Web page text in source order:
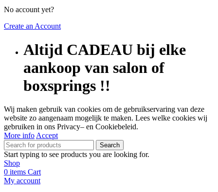
No account yet?
Create an Account
Altijd CADEAU bij elke
aankoop van salon of
boxsprings !!
Wij maken gebruik van cookies om de gebruikservaring van deze
website zo aangenaam mogelijk te maken. Lees welke cookies wij
gebruiken in ons Privacy– en Cookiebeleid.
More info Accept
Search
Start typing to see products you are looking for.
Shop
0 items Cart
My account